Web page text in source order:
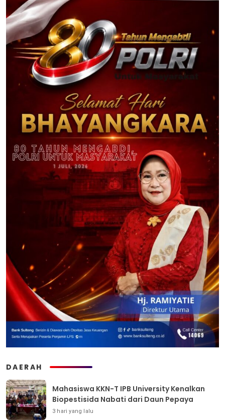
DAERAH
Mahasiswa KKN-T IPB University Kenalkan
Biopestisida Nabati dari Daun Pepaya
3 hari yang lalu